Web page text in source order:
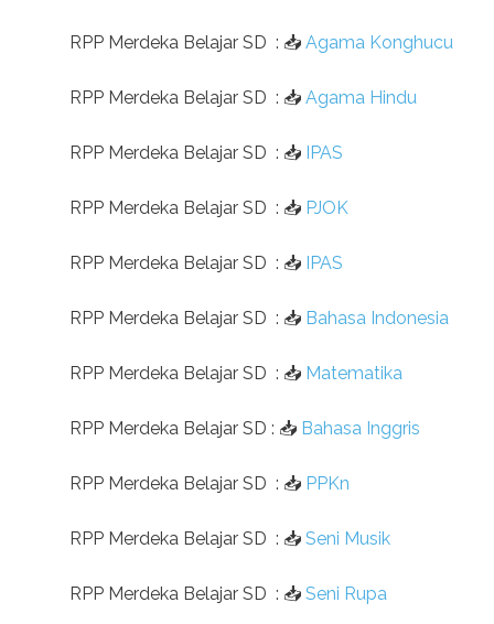
RPP Merdeka Belajar SD : 📥 Agama Konghucu
RPP Merdeka Belajar SD : 📥 Agama Hindu
RPP Merdeka Belajar SD : 📥 IPAS
RPP Merdeka Belajar SD : 📥 PJOK
RPP Merdeka Belajar SD : 📥 IPAS
RPP Merdeka Belajar SD : 📥 Bahasa Indonesia
RPP Merdeka Belajar SD : 📥 Matematika
RPP Merdeka Belajar SD : 📥 Bahasa Inggris
RPP Merdeka Belajar SD : 📥 PPKn
RPP Merdeka Belajar SD : 📥 Seni Musik
RPP Merdeka Belajar SD : 📥 Seni Rupa